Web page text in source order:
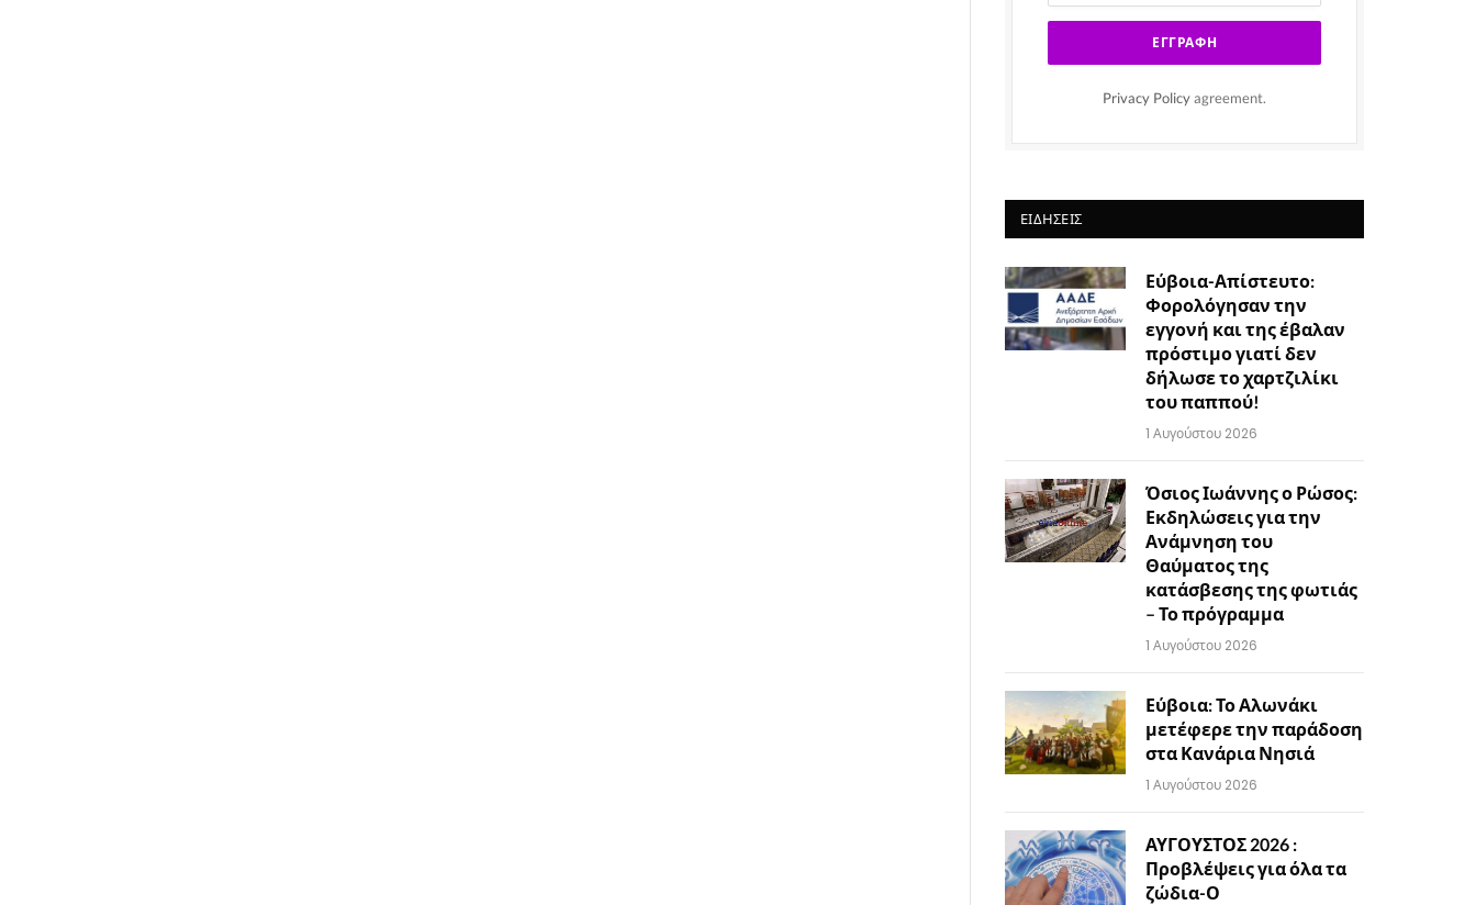
Privacy Policy agreement.
ΕΙΔΉΣΕΙΣ
Εύβοια-Απίστευτο:
Φορολόγησαν την
εγγονή και της έβαλαν
πρόστιμο γιατί δεν
δήλωσε το χαρτζιλίκι
του παππού!
1 Αυγούστου 2026
Όσιος Ιωάννης ο Ρώσος:
Εκδηλώσεις για την
Ανάμνηση του
Θαύματος της
κατάσβεσης της φωτιάς
– Το πρόγραμμα
1 Αυγούστου 2026
Εύβοια: Το Αλωνάκι
μετέφερε την παράδοση
στα Κανάρια Νησιά
1 Αυγούστου 2026
ΑΥΓΟΥΣΤΟΣ 2026 :
Προβλέψεις για όλα τα
ζώδια-Ο